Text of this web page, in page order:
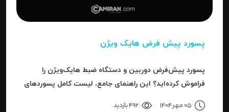
پسورد پیش فرض هایک ویژن
پسورد پیش‌فرض دوربین و دستگاه ضبط هایک‌ویژن را
فراموش کرده‌اید؟ این راهنمای جامع، لیست کامل پسوردهای
05 مهر 1404 492 بازدید